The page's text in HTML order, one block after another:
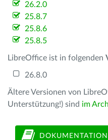
26.2.0
25.8.7
25.8.6
25.8.5
LibreOffice ist in folgenden
26.8.0
Ältere Versionen von
Unterstützung!) sind im
DOKUMENTATION